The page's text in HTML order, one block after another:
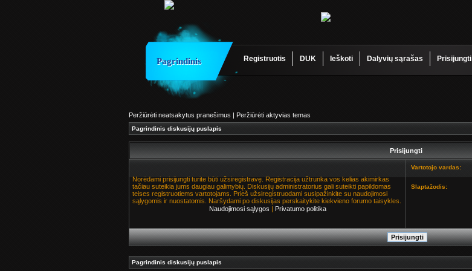
Pagrindinis Registruotis DUK Ieškoti Dalyvių sąrašas Prisijungti
Peržiūrėti neatsakytus pranešimus | Peržiūrėti aktyvias temas
Pagrindinis diskusijų puslapis
Prisijungti
Norėdami prisijungti turite būti užsiregistravę. Registracija užtrunka vos kelias akimirkas
tačiau suteikia jums daugiau galimybių. Diskusijų administratorius gali suteikti papildomas
teises registruotiems vartotojams. Prieš užsiregistruodami susipažinkite su naudojimosi
sąlygomis ir nuostatomis. Naršydami po diskusijas perskaitykite kiekvieno forumo taisykles.
Naudojimosi sąlygos | Privatumo politika
Vartotojo vardas:
Slaptažodis:
Pagrindinis diskusijų puslapis